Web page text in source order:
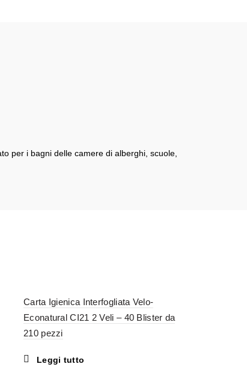
per i bagni delle camere di alberghi, scuole,
Carta Igienica Interfogliata Velo-
Econatural CI21 2 Veli – 40 Blister da
210 pezzi
Leggi tutto